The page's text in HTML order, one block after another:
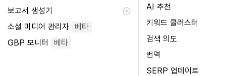
보고서 생성기
소셜 미디어 관리자
베타
GBP 모니터 베타
AI 추천
키워드 클러스터
검색 의도
번역
SERP 업데이트